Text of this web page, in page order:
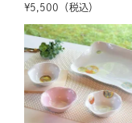
¥5,500 （税込）